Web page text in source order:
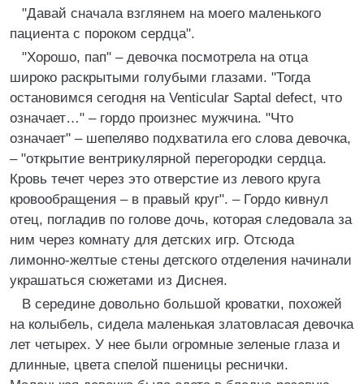
"Давай сначала взглянем на моего маленького
пациента с пороком сердца".
"Хорошо, пап" – девочка посмотрела на отца
широко раскрытыми голубыми глазами. "Тогда
остановимся сегодня на Venticular Saptal defect, что
означает…" – гордо произнес мужчина. "Что
означает" – шепеляво подхватила его слова девочка,
– "открытие вентрикулярной перегородки сердца.
Кровь течет через это отверстие из левого круга
кровообращения – в правый круг". – Гордо кивнул
отец, погладив по голове дочь, которая следовала за
ним через комнату для детских игр. Отсюда
лимонно-желтые стены детского отделения начинали
украшаться сюжетами из Диснея.
В середине довольно большой кроватки, похожей
на колыбель, сидела маленькая златовласая девочка
лет четырех. У нее были огромные зеленые глаза и
длинные, цвета спелой пшеницы реснички.